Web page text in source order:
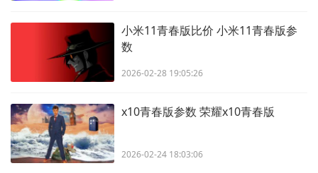
小米11青春版比价 小米11青春版参
数
2026-02-28 19:05:26
x10青春版参数 荣耀x10青春版
2026-02-24 18:03:06